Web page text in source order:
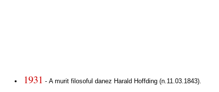
1931 - A murit filosoful danez Harald Hoffding (n.11.03.1843).